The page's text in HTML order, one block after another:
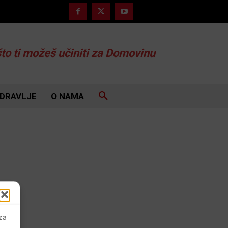
ti možeš učiniti za Domovinu
O NAMA